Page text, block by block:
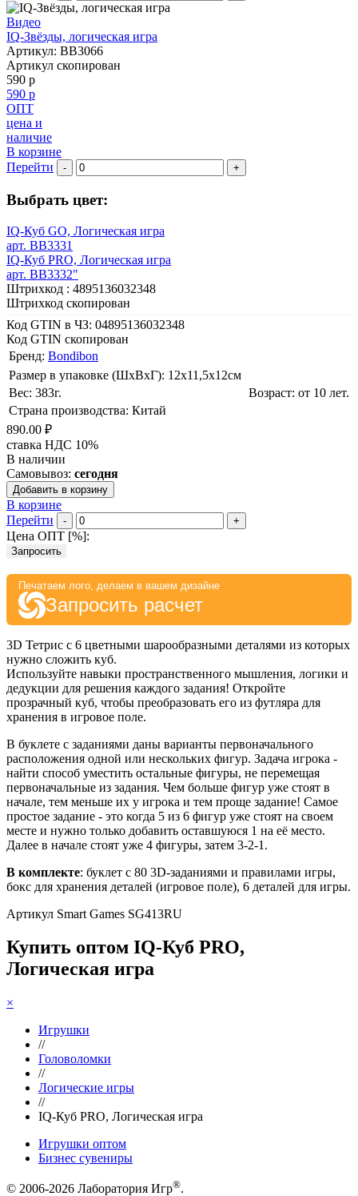
Видео
IQ-Звёзды, логическая игра
Артикул: BB3066
Артикул скопирован
590 р
590 р
ОПТ
цена и
наличие
В корзине
Перейти
- +
Выбрать цвет:
IQ-Куб GO, Логическая игра
арт. BB3331
IQ-Куб PRO, Логическая игра
арт. BB3332"
Штрихкод : 4895136032348
Штрихкод скопирован
Код GTIN в ЧЗ: 04895136032348
Код GTIN скопирован
Бренд: Bondibon
Размер в упаковке (ШхВxГ): 12х11,5х12cм
Вес: 383г.
Возраст: от 10 лет.
Страна производства: Китай
890.00 ₽
ставка НДС 10%
В наличии
Самовывоз: сегодня
Добавить в корзину
В корзине
Перейти
- +
Цена ОПТ [%]:
Запросить
Печатаем лого, делаем в вашем дизайне
Запросить расчет
3D Тетрис с 6 цветными шарообразными деталями из которых
нужно сложить куб.
Используйте навыки пространственного мышления, логики и
дедукции для решения каждого задания! Откройте
прозрачный куб, чтобы преобразовать его из футляра для
хранения в игровое поле.
В буклете с заданиями даны варианты первоначального
расположения одной или нескольких фигур. Задача игрока -
найти способ уместить остальные фигуры, не перемещая
первоначальные из задания. Чем больше фигур уже стоят в
начале, тем меньше их у игрока и тем проще задание! Самое
простое задание - это когда 5 из 6 фигур уже стоят на своем
месте и нужно только добавить оставшуюся 1 на её место.
Далее в начале стоят уже 4 фигуры, затем 3-2-1.
В комплекте: буклет с 80 3D-заданиями и правилами игры,
бокс для хранения деталей (игровое поле), 6 деталей для игры.
Артикул Smart Games SG413RU
Купить оптом IQ-Куб PRO,
Логическая игра
×
Игрушки
//
Головоломки
//
Логические игры
//
IQ-Куб PRO, Логическая игра
Игрушки оптом
Бизнес сувениры
© 2006-2026 Лаборатория Игр®.